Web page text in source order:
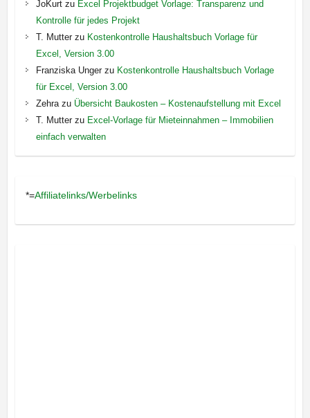
JoKurtzu Excel Projektbudget Vorlage: Transparenz und
Kontrolle für jedes Projekt
T. Mutterzu Kostenkontrolle Haushaltsbuch Vorlage für
Excel, Version 3.00
Franziska Ungerzu Kostenkontrolle Haushaltsbuch Vorlage
für Excel, Version 3.00
Zehrazu Übersicht Baukosten – Kostenaufstellung mit Excel
T. Mutterzu Excel-Vorlage für Mieteinnahmen – Immobilien
einfach verwalten
*=Affiliatelinks/Werbelinks